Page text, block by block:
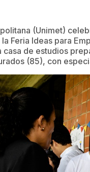
(Unimet)
Feria Ideas para
casa de estudios
(85), con